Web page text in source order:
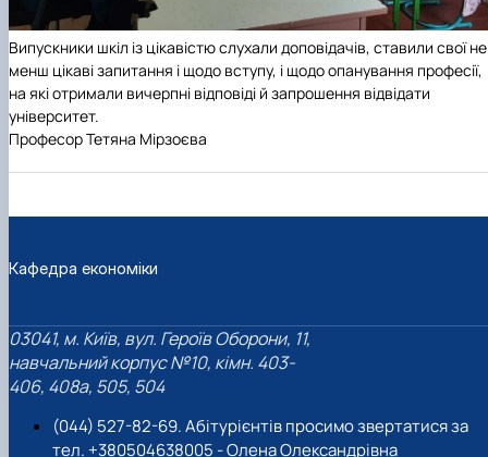
Випускники шкіл із цікавістю слухали доповідачів, ставили свої не
менш цікаві запитання і щодо вступу, і щодо опанування професії,
на які отримали вичерпні відповіді й запрошення відвідати
університет.
Професор Тетяна Мірзоєва
Кафедра економіки
03041, м. Київ, вул. Героїв Оборони, 11,
навчальний корпус №10, кімн. 403-
406, 408a, 505, 504
(044) 527-82-69. Абітурієнтів просимо звертатися за
тел. +380504638005 - Олена Олександрівна